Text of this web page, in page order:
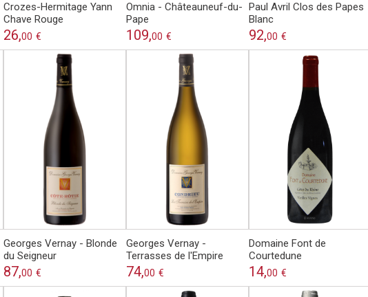
Crozes-Hermitage Yann
Chave Rouge
26,00 €
Omnia - Châteauneuf-du-
Pape
109,00 €
Paul Avril Clos des Papes
Blanc
92,00 €
Georges Vernay - Blonde
du Seigneur
87,00 €
Georges Vernay -
Terrasses de l'Empire
74,00 €
Domaine Font de
Courtedune
14,00 €